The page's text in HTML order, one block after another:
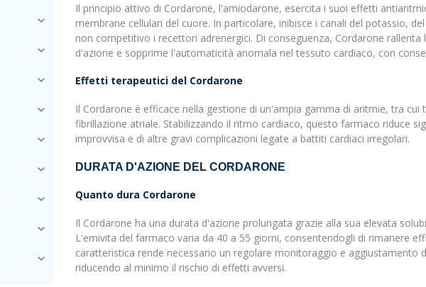
Il principio attivo di Cordarone, l'amiodarone, esercita i suoi effetti
membrane cellulari del cuore. In particolare, inibisce i canali del potassio,
non competitivo i recettori adrenergici. Di conseguenza, Cordarone
d'azione e sopprime l'automaticità anomala nel tessuto cardiaco, con
Effetti terapeutici del Cordarone
Il Cordarone è efficace nella gestione di un'ampia gamma di aritmie, tra
fibrillazione atriale. Stabilizzando il ritmo cardiaco, questo farmaco riduce
improvvisa e di altre gravi complicazioni legate a battiti cardiaci irregolari.
DURATA D'AZIONE DEL CORDARONE
Quanto dura Cordarone
Il Cordarone ha una durata d'azione prolungata grazie alla sua elevata
L'emivita del farmaco varia da 40 a 55 giorni, consentendogli di rimanere
caratteristica rende necessario un regolare monitoraggio e aggiustamento
riducendo al minimo il rischio di effetti avversi.